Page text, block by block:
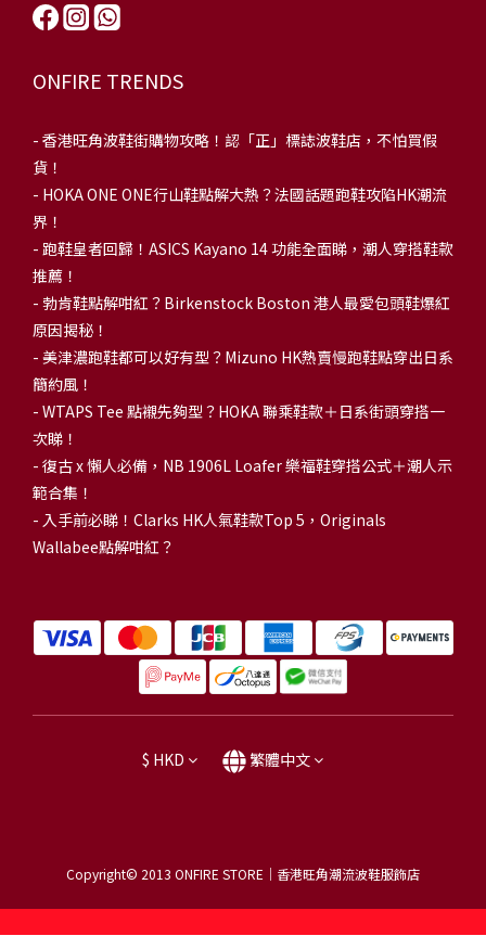
ONFIRE TRENDS
- 香港旺角波鞋街購物攻略！認「正」標誌波鞋店，不怕買假
貨！
- HOKA ONE ONE行山鞋點解大熱？法國話題跑鞋攻陷HK潮流
界！
- 跑鞋皇者回歸！ASICS Kayano 14 功能全面睇，潮人穿搭鞋款
推薦！
- 勃肯鞋點解咁紅？Birkenstock Boston 港人最愛包頭鞋爆紅
原因揭秘！
- 美津濃跑鞋都可以好有型？Mizuno HK熱賣慢跑鞋點穿出日系
簡約風！
- WTAPS Tee 點襯先夠型？HOKA 聯乘鞋款＋日系街頭穿搭一
次睇！
- 復古 x 懶人必備，NB 1906L Loafer 樂福鞋穿搭公式＋潮人示
範合集！
- 入手前必睇！Clarks HK人氣鞋款Top 5，Originals
Wallabee點解咁紅？
$ HKD 繁體中文
Copyright© 2013 ONFIRE STORE｜香港旺角潮流波鞋服飾店